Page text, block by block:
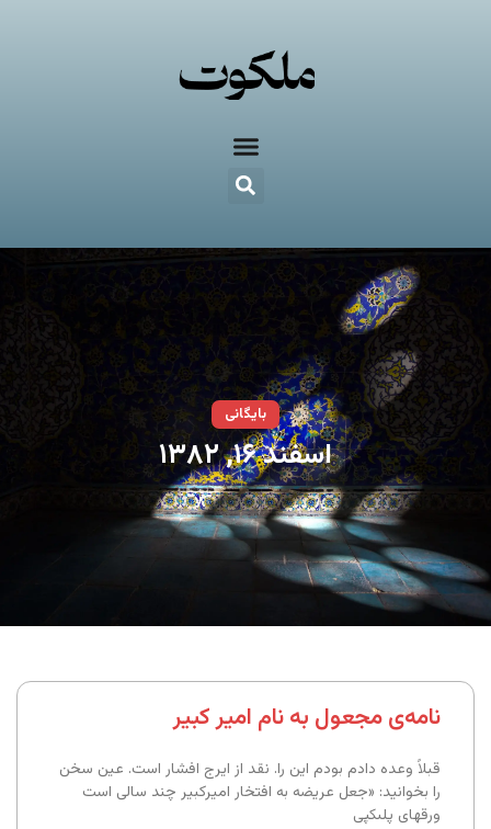
بایگانی
اسفند ۱۶, ۱۳۸۲
نامه‌ی مجعول به نام امیر کبیر
قبلاً وعده دادم بودم این را. نقد از ایرج افشار است. عین سخن
را بخوانید: «جعل عریضه به افتخار امیرکبیر چند سالى است
ورقه‏اى پلى‏کپى